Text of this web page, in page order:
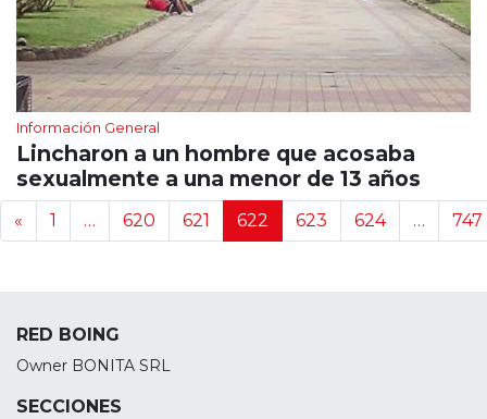
Información General
Lincharon a un hombre que acosaba
sexualmente a una menor de 13 años
Navegación de noticias
« 1 … 620 621 622 623 624 … 747
RED BOING
Owner BONITA SRL
SECCIONES